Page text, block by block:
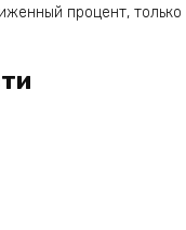
процент, только